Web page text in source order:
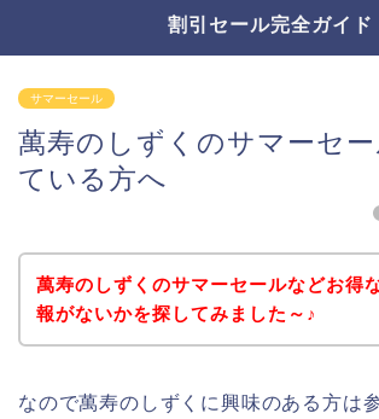
割引セール完全ガイド
サマーセール
萬寿のしずくのサマーセ
ている方へ
萬寿のしずくのサマーセールなどお得
報がないかを探してみました～♪
なので萬寿のしずくに興味のある方は